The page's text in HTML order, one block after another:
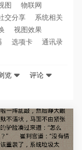
图
物联网
交分享
系统相关
视图效果
选项卡
通讯录
览
评论